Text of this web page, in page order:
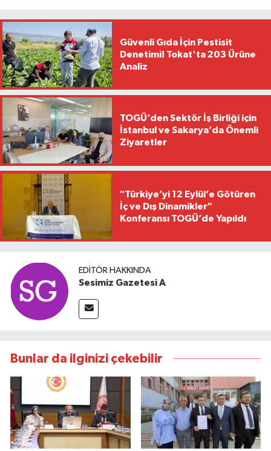
Güvenli Gıda İçin Pestisit
Denetimi! Tokat'ta 203 Ürüne
Analiz
TOGÜ’den Sektör İş Birliği için
İstanbul ve Sakarya’da Önemli
Ziyaretler
"Türkiye’yi 12 Eylül’e Götüren
İç ve Dış Dinamikler"
Konferansı TOGÜ’de Yapıldı
EDITÖR HAKKINDA
Sesimiz Gazetesi A
Bunlar da ilginizi çekebilir